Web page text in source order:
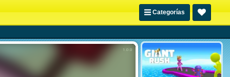
Categorías